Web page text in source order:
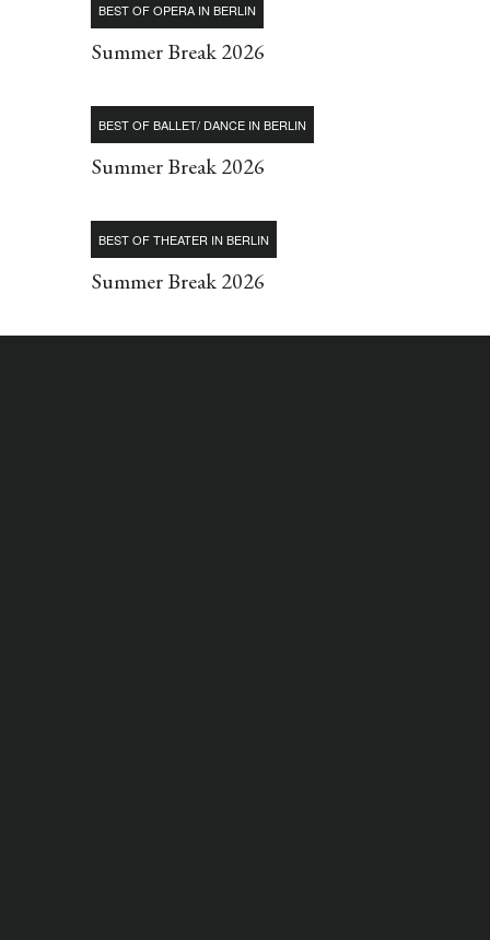
BEST OF OPERA IN BERLIN
Summer Break 2026
BEST OF BALLET/ DANCE IN BERLIN
Summer Break 2026
BEST OF THEATER IN BERLIN
Summer Break 2026